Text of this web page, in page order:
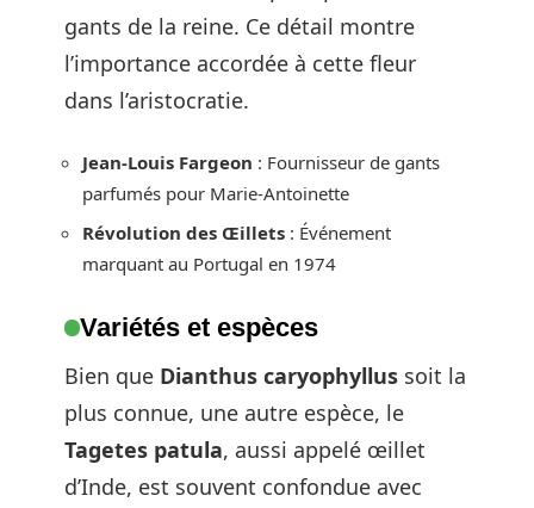
gants de la reine. Ce détail montre
l’importance accordée à cette fleur
dans l’aristocratie.
Jean-Louis Fargeon : Fournisseur de gants
parfumés pour Marie-Antoinette
Révolution des Œillets : Événement
marquant au Portugal en 1974
Variétés et espèces
Bien que Dianthus caryophyllus soit la
plus connue, une autre espèce, le
Tagetes patula, aussi appelé œillet
d’Inde, est souvent confondue avec